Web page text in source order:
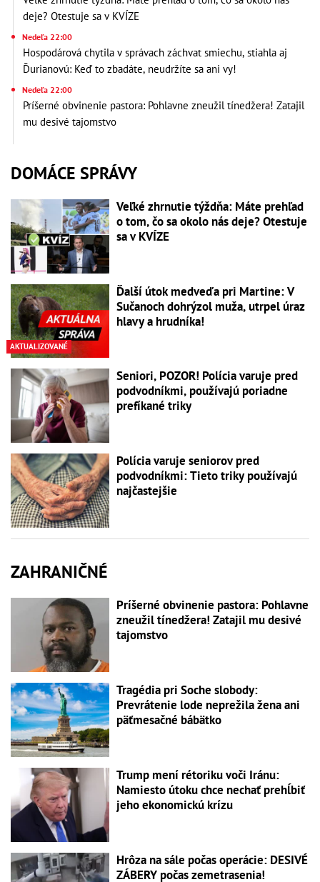
deje? Otestuje sa v KVÍZE
Nedeľa 22:00
Hospodárová chytila v správach záchvat smiechu, stiahla aj
Ďurianovú: Keď to zbadáte, neudržíte sa ani vy!
Nedeľa 22:00
Príšerné obvinenie pastora: Pohlavne zneužil tínedžera! Zatajil
mu desivé tajomstvo
DOMÁCE SPRÁVY
Veľké zhrnutie týždňa: Máte prehľad
o tom, čo sa okolo nás deje? Otestuje
sa v KVÍZE
AKTUALIZOVANÉ
Ďalší útok medveďa pri Martine: V
Sučanoch dohrýzol muža, utrpel úraz
hlavy a hrudníka!
Seniori, POZOR! Polícia varuje pred
podvodníkmi, používajú poriadne
prefíkané triky
Polícia varuje seniorov pred
podvodníkmi: Tieto triky používajú
najčastejšie
ZAHRANIČNÉ
Príšerné obvinenie pastora: Pohlavne
zneužil tínedžera! Zatajil mu desivé
tajomstvo
Tragédia pri Soche slobody:
Prevrátenie lode neprežila žena ani
päťmesačné bábätko
Trump mení rétoriku voči Iránu:
Namiesto útoku chce nechať prehĺbiť
jeho ekonomickú krízu
Hrôza na sále počas operácie: DESIVÉ
ZÁBERY počas zemetrasenia!